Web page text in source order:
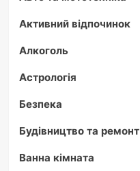
Активний відпочинок
Алкоголь
Астрологія
Безпека
Будівництво та ремонт
Ванна кімната